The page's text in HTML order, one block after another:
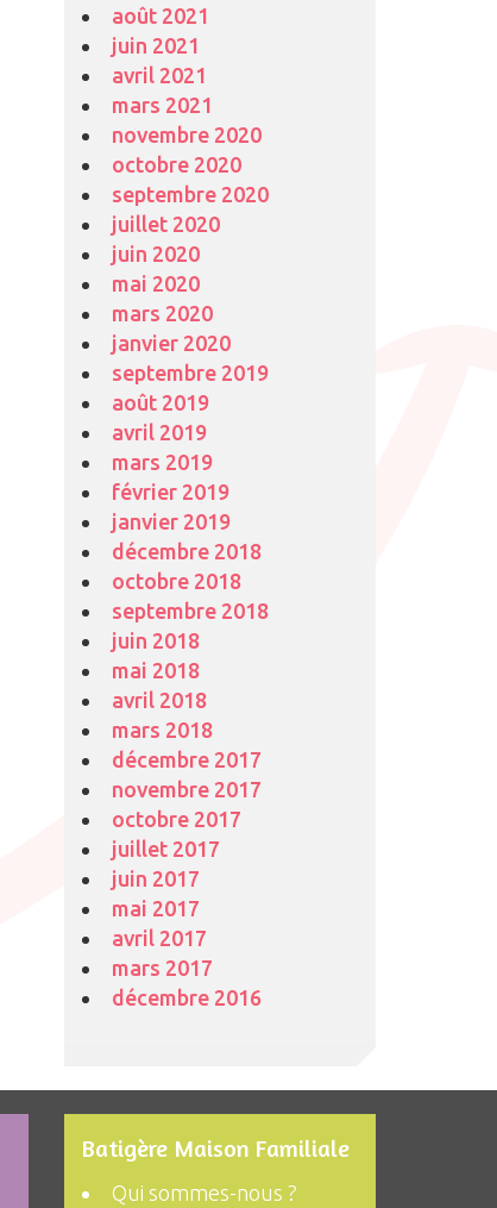
août 2021
juin 2021
avril 2021
mars 2021
novembre 2020
octobre 2020
septembre 2020
juillet 2020
juin 2020
mai 2020
mars 2020
janvier 2020
septembre 2019
août 2019
avril 2019
mars 2019
février 2019
janvier 2019
décembre 2018
octobre 2018
septembre 2018
juin 2018
mai 2018
avril 2018
mars 2018
décembre 2017
novembre 2017
octobre 2017
juillet 2017
juin 2017
mai 2017
avril 2017
mars 2017
décembre 2016
Batigère Maison Familiale
Qui sommes-nous ?